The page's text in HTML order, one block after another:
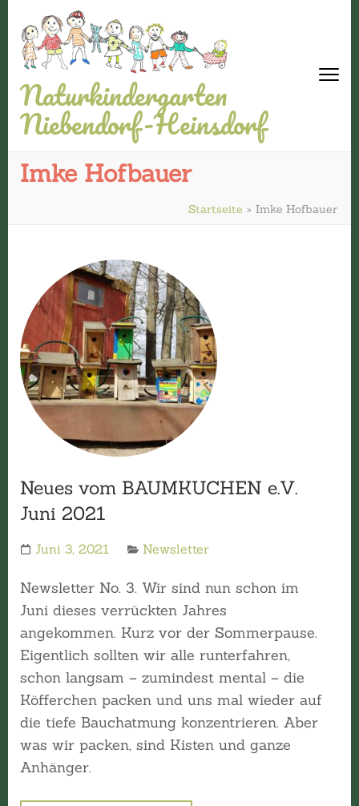
Naturkindergarten
Niebendorf-Heinsdorf
Imke Hofbauer
Startseite > Imke Hofbauer
Neues vom BAUMKUCHEN e.V.
Juni 2021
Juni 3, 2021 Newsletter
Newsletter No. 3. Wir sind nun schon im
Juni dieses verrückten Jahres
angekommen. Kurz vor der Sommerpause.
Eigentlich sollten wir alle runterfahren,
schon langsam – zumindest mental – die
Köfferchen packen und uns mal wieder auf
die tiefe Bauchatmung konzentrieren. Aber
was wir packen, sind Kisten und ganze
Anhänger.